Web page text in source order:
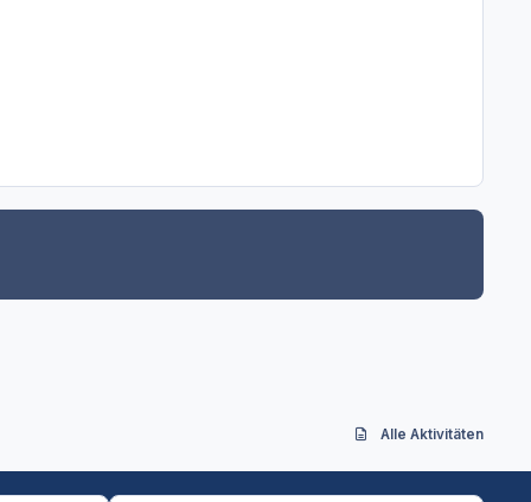
Alle Aktivitäten